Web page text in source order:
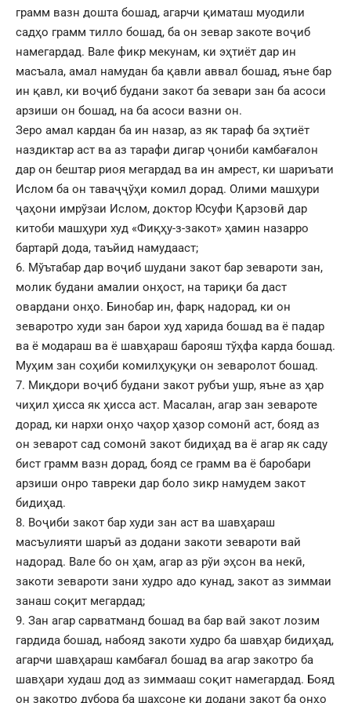
грамм вазн дошта бошад, агарчи қиматаш муодили
садҳо грамм тилло бошад, ба он зевар закоте воҷиб
намегардад. Вале фикр мекунам, ки эҳтиёт дар ин
масъала, амал намудан ба қавли аввал бошад, яъне бар
ин қавл, ки воҷиб будани закот ба зевари зан ба асоси
арзиши он бошад, на ба асоси вазни он.
Зеро амал кардан ба ин назар, аз як тараф ба эҳтиёт
наздиктар аст ва аз тарафи дигар ҷониби камбағалон
дар он бештар риоя мегардад ва ин амрест, ки шариъати
Ислом ба он таваҷҷўҳи комил дорад. Олими машҳури
ҷаҳони имрўзаи Ислом, доктор Юсуфи Қарзовӣ дар
китоби машҳури худ «Фиқҳу-з-закот» ҳамин назарро
бартарӣ дода, таъйид намудааст;
6. Мўътабар дар воҷиб шудани закот бар зевароти зан,
молик будани амалии онҳост, на тариқи ба даст
овардани онҳо. Бинобар ин, фарқ надорад, ки он
зеваротро худи зан барои худ харида бошад ва ё падар
ва ё модараш ва ё шавҳараш барояш тўҳфа карда бошад.
Муҳим зан соҳиби комилҳуқуқи он зеваролот бошад.
7. Миқдори воҷиб будани закот рубъи ушр, яъне аз ҳар
чиҳил ҳисса як ҳисса аст. Масалан, агар зан зевароте
дорад, ки нархи онҳо чаҳор ҳазор сомонӣ аст, бояд аз
он зеварот сад сомонӣ закот бидиҳад ва ё агар як саду
бист грамм вазн дорад, бояд се грамм ва ё баробари
арзиши онро тавреки дар боло зикр намудем закот
бидиҳад.
8. Воҷиби закот бар худи зан аст ва шавҳараш
масъулияти шаръӣ аз додани закоти зевароти вай
надорад. Вале бо он ҳам, агар аз рўи эҳсон ва некӣ,
закоти зевароти зани худро адо кунад, закот аз зиммаи
занаш соқит мегардад;
9. Зан агар сарватманд бошад ва бар вай закот лозим
гардида бошад, набояд закоти худро ба шавҳар бидиҳад,
агарчи шавҳараш камбағал бошад ва агар закотро ба
шавҳари худаш дод аз зиммааш соқит намегардад. Бояд
он закотро дубора ба шахсоне ки додани закот ба онҳо